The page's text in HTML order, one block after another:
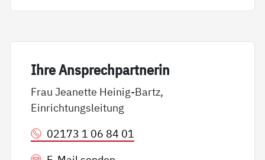
Ih­re An­sp­rech­part­ne­rin
Frau Jeanette Heinig-Bartz,
Einrichtungsleitung
02173 1 06 84 01